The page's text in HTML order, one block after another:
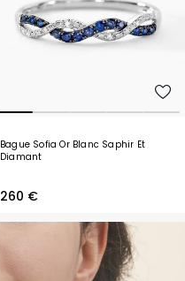
Bague Sofia Or Blanc Saphir Et
Diamant
260 €